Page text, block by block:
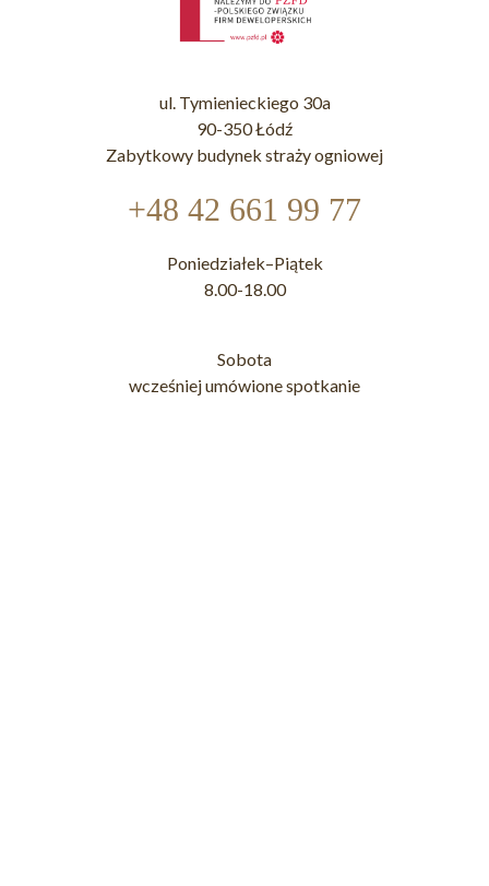
ul. Tymienieckiego 30a
90-350 Łódź
Zabytkowy budynek straży ogniowej
+48 42 661 99 77
Poniedziałek–Piątek
8.00-18.00
Sobota
wcześniej umówione spotkanie